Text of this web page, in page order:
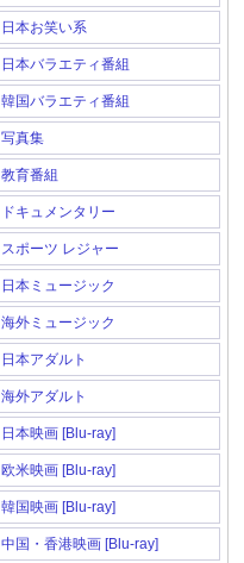
日本お笑い系
日本バラエティ番組
韓国バラエティ番組
写真集
教育番組
ドキュメンタリー
スポーツ レジャー
日本ミュージック
海外ミュージック
日本アダルト
海外アダルト
日本映画 [Blu-ray]
欧米映画 [Blu-ray]
韓国映画 [Blu-ray]
中国・香港映画 [Blu-ray]